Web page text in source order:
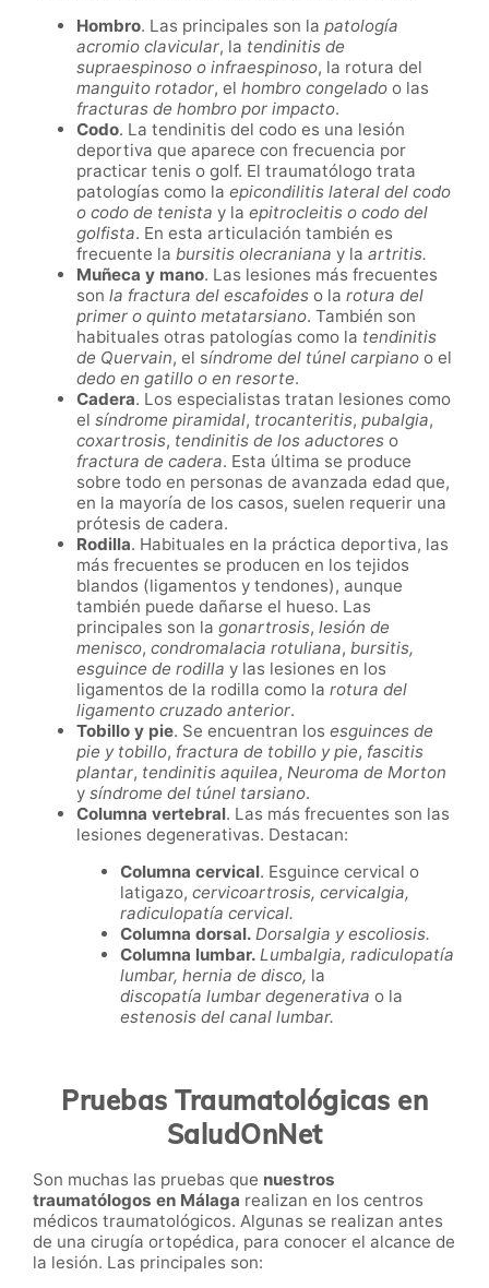
Hombro. Las principales son la patología
acromio clavicular, la tendinitis de
supraespinoso o infraespinoso, la rotura del
manguito rotador, el hombro congelado o las
fracturas de hombro por impacto.
Codo. La tendinitis del codo es una lesión
deportiva que aparece con frecuencia por
practicar tenis o golf. El traumatólogo trata
patologías como la epicondilitis lateral del codo
o codo de tenista y la epitrocleitis o codo del
golfista. En esta articulación también es
frecuente la bursitis olecraniana y la artritis.
Muñeca y mano. Las lesiones más frecuentes
son la fractura del escafoides o la rotura del
primer o quinto metatarsiano. También son
habituales otras patologías como la tendinitis
de Quervain, el síndrome del túnel carpiano o el
dedo en gatillo o en resorte.
Cadera. Los especialistas tratan lesiones como
el síndrome piramidal, trocanteritis, pubalgia,
coxartrosis, tendinitis de los aductores o
fractura de cadera. Esta última se produce
sobre todo en personas de avanzada edad que,
en la mayoría de los casos, suelen requerir una
prótesis de cadera.
Rodilla. Habituales en la práctica deportiva, las
más frecuentes se producen en los tejidos
blandos (ligamentos y tendones), aunque
también puede dañarse el hueso. Las
principales son la gonartrosis, lesión de
menisco, condromalacia rotuliana, bursitis,
esguince de rodilla y las lesiones en los
ligamentos de la rodilla como la rotura del
ligamento cruzado anterior.
Tobillo y pie. Se encuentran los esguinces de
pie y tobillo, fractura de tobillo y pie, fascitis
plantar, tendinitis aquilea, Neuroma de Morton
y síndrome del túnel tarsiano.
Columna vertebral. Las más frecuentes son las
lesiones degenerativas. Destacan:
Columna cervical. Esguince cervical o
latigazo, cervicoartrosis, cervicalgia,
radiculopatía cervical.
Columna dorsal. Dorsalgia y escoliosis.
Columna lumbar. Lumbalgia, radiculopatía
lumbar, hernia de disco, la
discopatía lumbar degenerativa o la
estenosis del canal lumbar.
Pruebas Traumatológicas en
SaludOnNet
Son muchas las pruebas que nuestros
traumatólogos en Málaga realizan en los centros
médicos traumatológicos. Algunas se realizan antes
de una cirugía ortopédica, para conocer el alcance de
la lesión. Las principales son: